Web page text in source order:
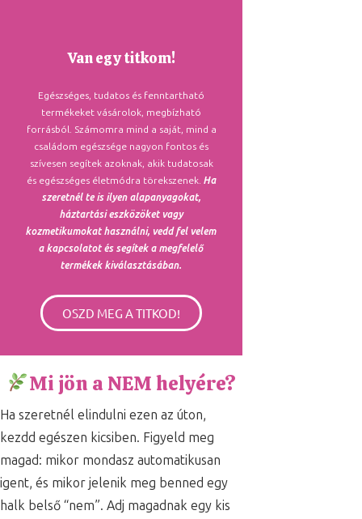
Van egy titkom!
Egészséges, tudatos és fenntartható
termékeket vásárolok, megbízható
forrásból. Számomra mind a saját, mind a
családom egészsége nagyon fontos és
szívesen segítek azoknak, akik tudatosak
és egészséges életmódra törekszenek. Ha
szeretnél te is ilyen alapanyagokat,
háztartási eszközöket vagy
kozmetikumokat használni, vedd fel velem
a kapcsolatot és segítek a megfelelő
termékek kiválasztásában.
OSZD MEG A TITKOD!
Mi jön a NEM helyére?
Ha szeretnél elindulni ezen az úton,
kezdd egészen kicsiben. Figyeld meg
magad: mikor mondasz automatikusan
igent, és mikor jelenik meg benned egy
halk belső “nem”. Adj magadnak egy kis